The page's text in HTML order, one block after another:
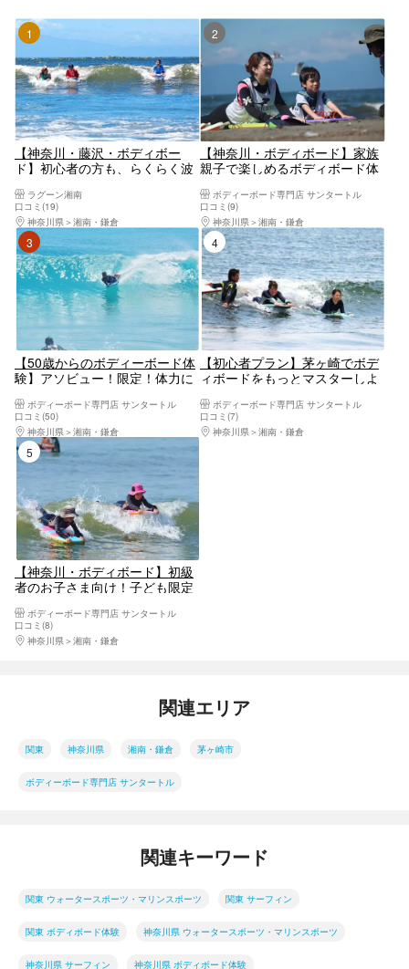
1位
【神奈川・藤沢・ボディボー
ド】初心者の方も、らくらく波
（貸切・団体割引）
ラグーン湘南
口コミ(19)
神奈川県
湘南・鎌倉
【神奈川・ボディボード】家族
親子で楽しめるボディボード体
ボディーボード専門店 サンタートル
口コミ(9)
神奈川県
湘南・鎌倉
3位
【50歳からのボディーボード体
験】アソビュー！限定！体力に
ボディーボード専門店 サンタートル
口コミ(50)
神奈川県
湘南・鎌倉
4位
【初心者プラン】茅ヶ崎でボデ
ィボードをもっとマスターしよ
ボディーボード専門店 サンタートル
口コミ(7)
神奈川県
湘南・鎌倉
5位
【神奈川・ボディボード】初級
者のお子さま向け！子ども限定
ボディーボード専門店 サンタートル
口コミ(8)
神奈川県
湘南・鎌倉
関連エリア
関東 神奈川県 湘南・鎌倉 茅ヶ崎市
ボディーボード専門店 サンタートル
関連キーワード
関東 ウォータースポーツ・マリンスポーツ 関東 サーフィン
関東 ボディボード体験 神奈川県 ウォータースポーツ・マリンスポーツ
神奈川県 サーフィン 神奈川県 ボディボード体験